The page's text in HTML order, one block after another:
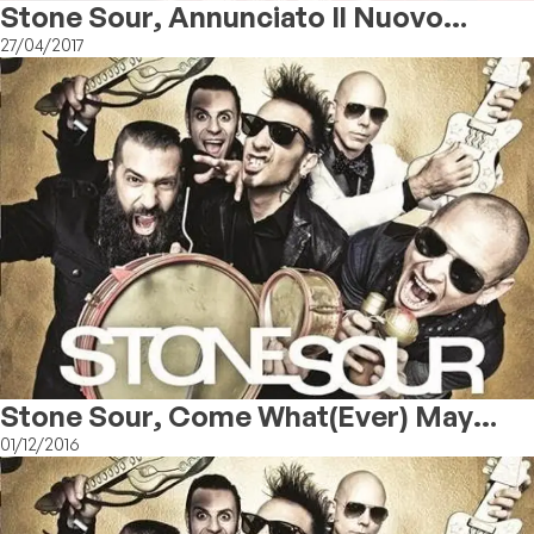
Stone Sour, Annunciato Il Nuovo
Album
27/04/2017
Stone Sour, Come What(ever) May
10th Anniversary Edition
01/12/2016